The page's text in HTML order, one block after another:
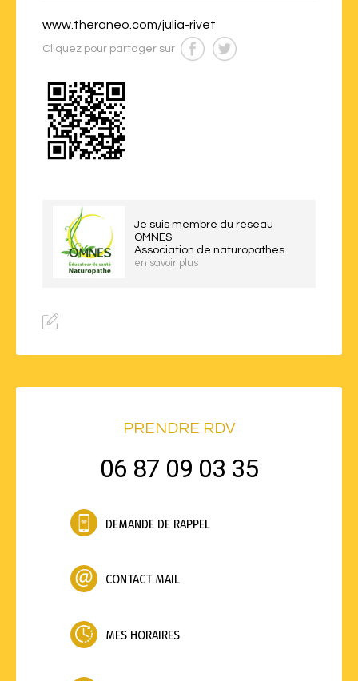
www.theraneo.com/julia-rivet
Cliquez pour partager sur
Je suis membre du réseau
OMNES
Association de naturopathes
en savoir plus
PRENDRE RDV
06 87 09 03 35
DEMANDE DE RAPPEL
CONTACT MAIL
MES HORAIRES